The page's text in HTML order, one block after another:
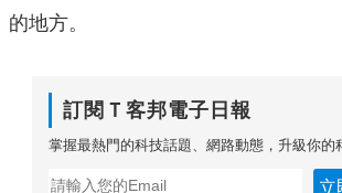
的地方。
訂閱Ｔ客邦電子日報
掌握最熱門的科技話題、網路動態，升級你的
立